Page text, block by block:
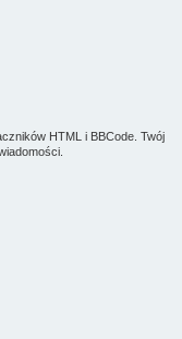
HTML i BBCode. Twój